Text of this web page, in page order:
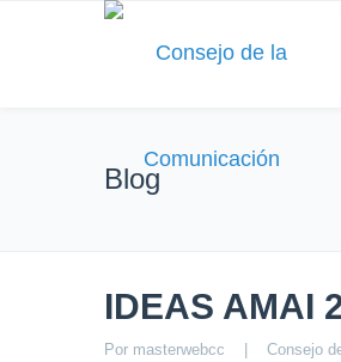
Blog
IDEAS AMAI
Por masterwebcc Consejo